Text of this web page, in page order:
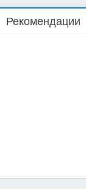
Рекомендации